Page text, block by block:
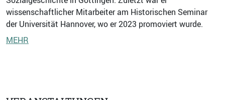
wissenschaftlicher Mitarbeiter am Historischen Seminar
der Universität Hannover, wo er 2023 promoviert wurde.
MEHR